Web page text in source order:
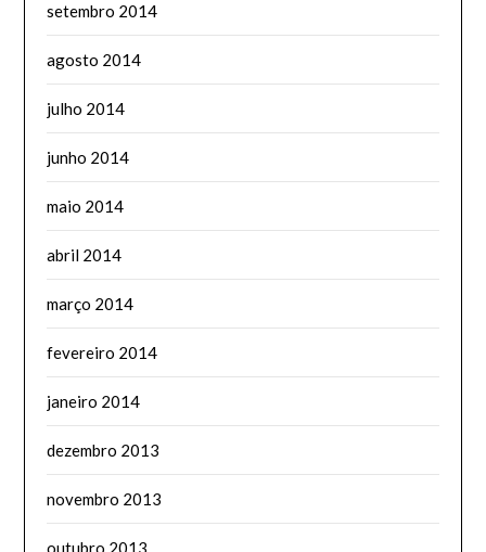
setembro 2014
agosto 2014
julho 2014
junho 2014
maio 2014
abril 2014
março 2014
fevereiro 2014
janeiro 2014
dezembro 2013
novembro 2013
outubro 2013